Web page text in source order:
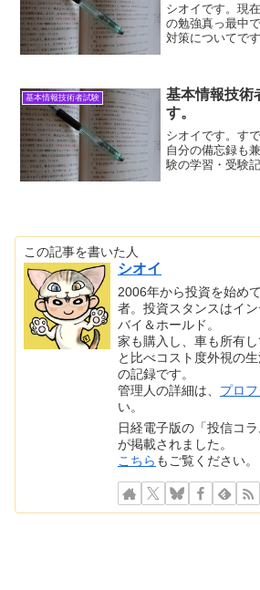
シオイです。現
の勉強真っ最中
対策についてで
は全てマーク式
形式で応用力を
基本情報技術者試験
基本情報技術
す。
シオイです。す
自分の備忘録も
験の学習・受験
出てきません。
この記事を書いた人
シオイ
2006年から投資を始め
者。投資スタンスはイ
バイ＆ホールド。
家も購入し、車も所有
と比べコスト度外視の
の記録です。
管理人の詳細は、 プロ
い。
日経電子版の「投信コ
が掲載されました。
こちら もご覧ください。